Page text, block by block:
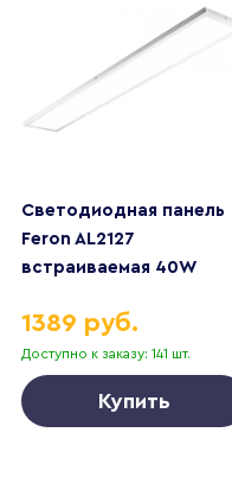
Светодиодная панель
Feron AL2127
встраиваемая 40W
комплекте 51421
Доступно к заказу: 141 шт.
1389 руб.
Купить